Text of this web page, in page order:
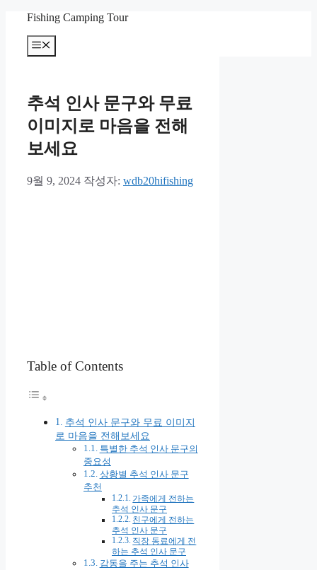
Fishing Camping Tour
메
뉴
추석 인사 문구와 무료
이미지로 마음을 전해
보세요
9월 9, 2024 작성자: wdb20hifishing
Table of Contents
추석 인사 문구와 무료 이미지
로 마음을 전해보세요
특별한 추석 인사 문구의
중요성
상황별 추석 인사 문구
추천
가족에게 전하는
추석 인사 문구
친구에게 전하는
추석 인사 문구
직장 동료에게 전
하는 추석 인사 문구
감동을 주는 추석 인사